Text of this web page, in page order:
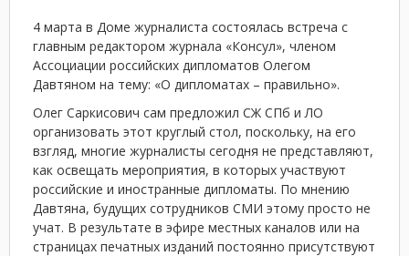
4 марта в Доме журналиста состоялась встреча с
главным редактором журнала «Консул», членом
Ассоциации российских дипломатов Олегом
Давтяном на тему: «О дипломатах – правильно».
Олег Саркисович сам предложил СЖ СПб и ЛО
организовать этот круглый стол, поскольку, на его
взгляд, многие журналисты сегодня не представляют,
как освещать мероприятия, в которых участвуют
российские и иностранные дипломаты. По мнению
Давтяна, будущих сотрудников СМИ этому просто не
учат. В результате в эфире местных каналов или на
страницах печатных изданий постоянно присутствуют